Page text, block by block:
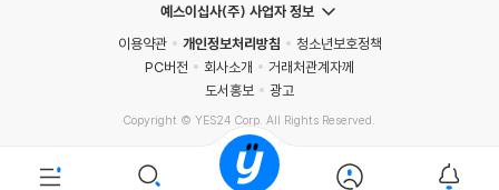
예스이십사(주) 사업자 정보
이용약관
개인정보처리방침
청소년보호정책
PC버전
회사소개
거래처관계자께
도서홍보
광고
Copyright © YES24 Corp. All Rights Reserved.